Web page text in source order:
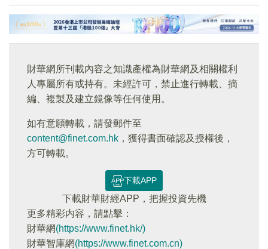
財華網所刊載內容之知識產權為財華網及相關權利
人專屬所有或持有。未經許可，禁止進行轉載、摘
編、複製及建立鏡像等任何使用。
如有意願轉載，請發郵件至
content@finet.com.hk ，獲得書面確認及授權後，
方可轉載。
下載APP
下載財華財經APP，把握投資先機
更多精彩内容，請點擊：
財華網(https://www.finet.hk/)
財華智庫網(https://www.finet.com.cn)